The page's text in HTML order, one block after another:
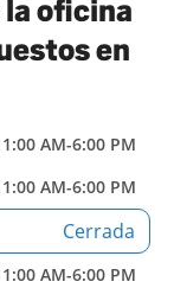
la oficina
en
AM-6:00 PM
AM-6:00 PM
Cerrada
AM-6:00 PM